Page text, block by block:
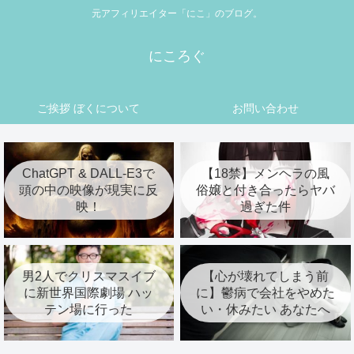
元アフィリエイター「にこ」のブログ。
にころぐ
ご挨拶 ぼくについて お問い合わせ
ChatGPT & DALL-E3で
頭の中の映像が現実に反
映！
【18禁】メンヘラの風
俗嬢と付き合ったらヤバ
過ぎた件
男2人でクリスマスイブ
に新世界国際劇場 ハッ
テン場に行った
【心が壊れてしまう前
に】鬱病で会社をやめた
い・休みたい あなたへ